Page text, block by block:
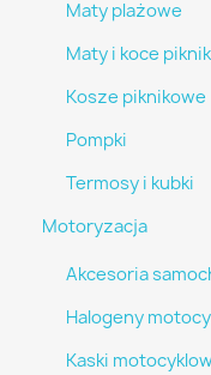
Maty plażowe
Maty i koce
Kosze piknikowe
Pompki
Termosy i kubki
Motoryzacja
Akcesoria
Halogeny
Kaski